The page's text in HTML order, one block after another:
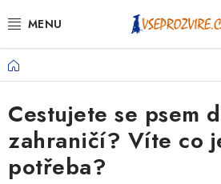
na
PSI
KOČKY
KONĚ
Domů
Cestujete se psem
zahraničí? Víte co
potřeba?